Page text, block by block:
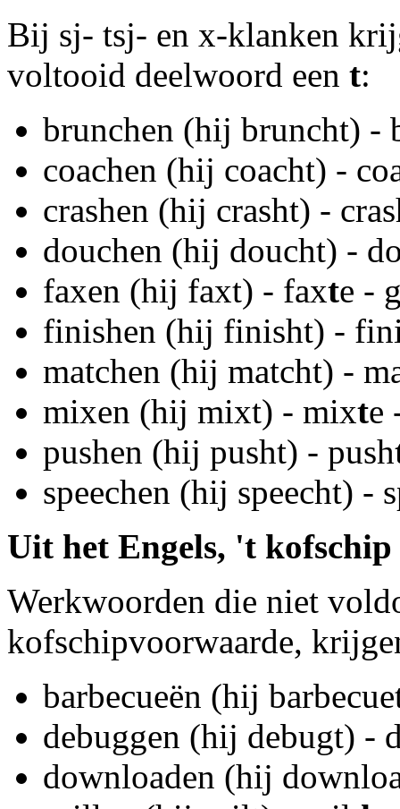
Bij sj- tsj- en x-klanken
voltooid deelwoord een t:
brunchen (hij bruncht) -
coachen (hij coacht) -
crashen (hij crasht) -
douchen (hij doucht) -
faxen (hij faxt) - faxte -
finishen (hij finisht) -
matchen (hij matcht) -
mixen (hij mixt) - mixte
pushen (hij pusht) - push
speechen (hij speecht) -
Uit het Engels, 't kofschip
Werkwoorden die niet
kofschipvoorwaarde,
barbecueën (hij
debuggen (hij debugt) -
downloaden (hij